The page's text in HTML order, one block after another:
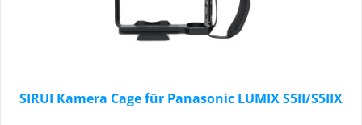
SIRUI Kamera Cage für Panasonic LUMIX S5II/S5IIX